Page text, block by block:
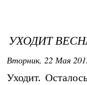
УХОДИТ
Вторник, 22 Мая
Уходит.